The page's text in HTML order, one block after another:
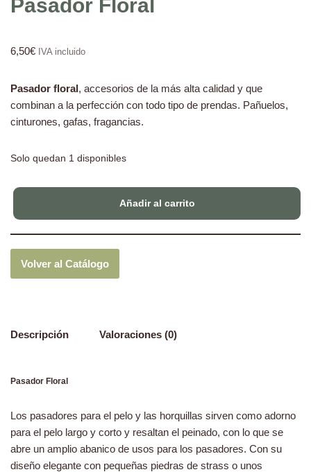
Pasador Floral
6,50€ IVA incluido
Pasador floral, accesorios de la más alta calidad y que
combinan a la perfección con todo tipo de prendas. Pañuelos,
cinturones, gafas, fragancias.
Solo quedan 1 disponibles
Añadir al carrito
Volver al Catálogo
Descripción Valoraciones (0)
Pasador Floral
Los pasadores para el pelo y las horquillas sirven como adorno
para el pelo largo y corto y resaltan el peinado, con lo que se
abre un amplio abanico de usos para los pasadores. Con su
diseño elegante con pequeñas piedras de strass o unos